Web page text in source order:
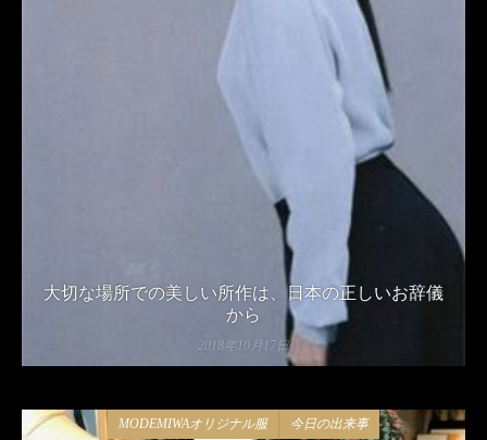
大切な場所での美しい所作は、日本の正しいお辞儀
から
2018年10月17日
MODEMIWAオリジナル服 今日の出来事